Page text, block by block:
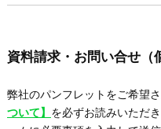
資料請求・お問い合せ（
弊社のパンフレットをご希望
ついて】 を必ずお読みいただ